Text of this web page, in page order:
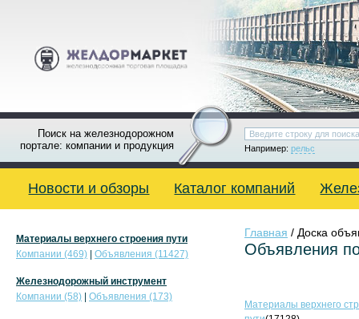
Поиск на железнодорожном
портале: компании и продукция
Например: рельс
Новости и обзоры Каталог компаний
Главная / Доска
Объявления
Материалы верхнего
Материалы верхнего строения пути
Компании (469)
Объявления (11427)
Железнодорожный инструмент
Компании (58)
Объявления (173)